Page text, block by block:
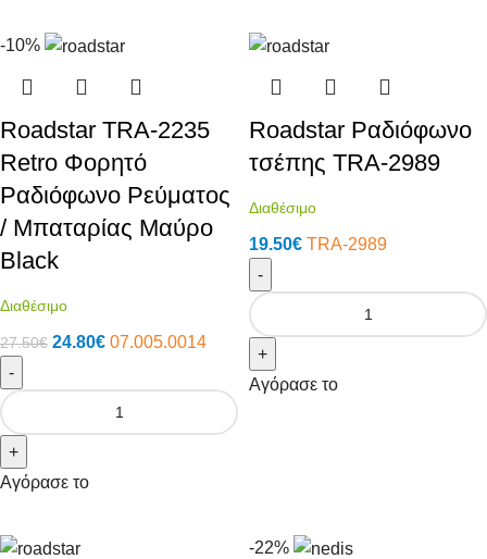
-10%
Roadstar TRA-2235
Retro Φορητό
Ραδιόφωνο Ρεύματος
/ Μπαταρίας Μαύρο
Black
Διαθέσιμο
27.50€ 24.80€ 07.005.0014
-
+
Αγόρασε το
Roadstar Ραδιόφωνο
τσέπης TRA-2989
Διαθέσιμο
19.50€ TRA-2989
-
+
Αγόρασε το
-22%